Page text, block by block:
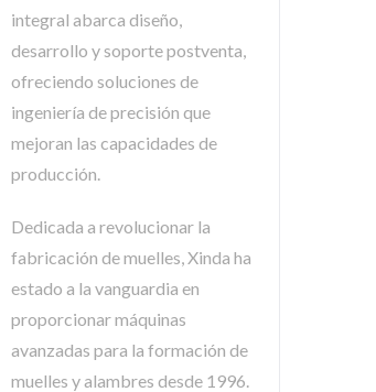
integral abarca diseño,
desarrollo y soporte postventa,
ofreciendo soluciones de
ingeniería de precisión que
mejoran las capacidades de
producción.
Dedicada a revolucionar la
fabricación de muelles, Xinda ha
estado a la vanguardia en
proporcionar máquinas
avanzadas para la formación de
muelles y alambres desde 1996.